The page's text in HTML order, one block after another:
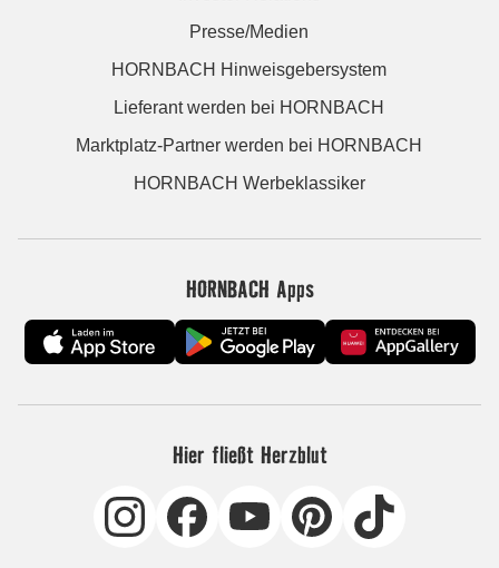
Presse/Medien
HORNBACH Hinweisgebersystem
Lieferant werden bei HORNBACH
Marktplatz-Partner werden bei HORNBACH
HORNBACH Werbeklassiker
HORNBACH Apps
Hier fließt Herzblut